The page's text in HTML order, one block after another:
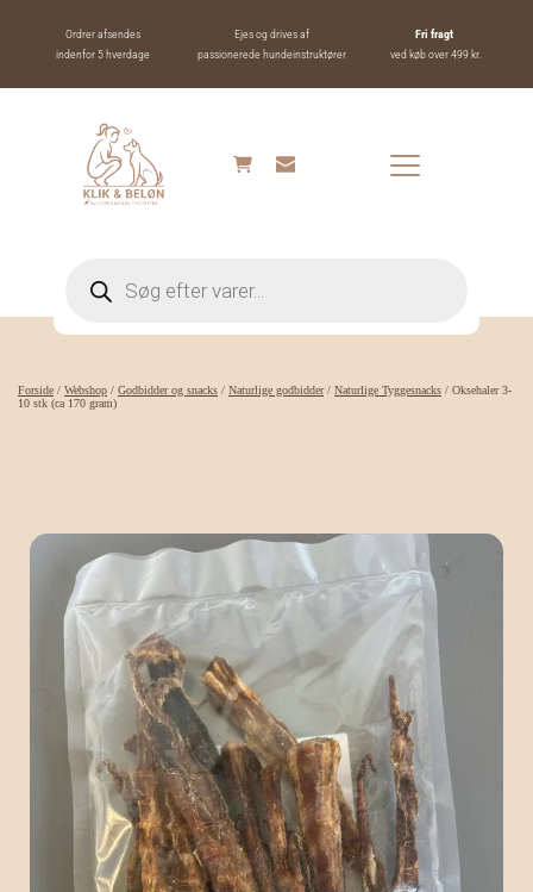
Ordrer afsendes
indenfor 5 hverdage
Ejes og drives af
passionerede hundeinstruktører
Fri fragt
ved køb over 499 kr.
search
Forside / Webshop / Godbidder og snacks / Naturlige godbidder/ Naturlige Tyggesnacks / Oksehaler 3-
10 stk (ca 170 gram)